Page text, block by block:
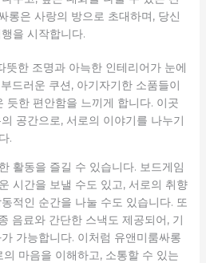
롱은 사랑의 방으로 초대하며, 당신
을 시작합니다.
뜻한 조명과 아늑한 인테리어가 눈에
드러운 쿠션, 아기자기한 소품들이
듯한 편안함을 느끼게 합니다. 이곳
공간으로, 서로의 이야기를 나누기
.
활동을 즐길 수 있습니다. 보드게임
시간을 보낼 수도 있고, 서로의 취향
적인 순간을 나눌 수도 있습니다. 또
음료와 간단한 스낵도 제공되어, 기
가능합니다. 이처럼 유앤미룸싸롱
마음을 이해하고, 소통할 수 있는